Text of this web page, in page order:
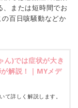
、または短時間でお
百日咳騒動などか
ん)では症状が大き
解説！｜MYメデ
て詳しく解説します。